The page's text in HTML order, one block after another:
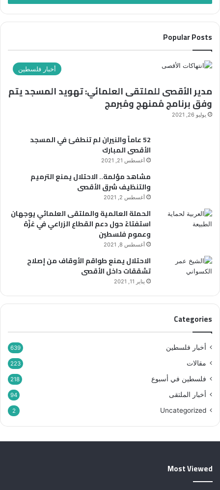
Popular Posts
أخبار فلسطين
مدير الأقصى للملتقى العلمائي: تهويد المسجد يتم
وفق برنامج مُمنهج ومُبرمج
يوليو 26, 2021
52 عاماً والنيران لم تنطفئ في المسجد
الأقصى المبارك
أغسطس 21, 2021
مشاهد مؤلمة.. الاحتلال يمنع الترميم
والتنظيف شرق الأقصى
أغسطس 2, 2021
الحملة العالمية والملتقى العلمائي يوجهان
استفتاءً حول دعم القطاع الزراعي في غزّة
وعموم فلسطين
أغسطس 8, 2021
الاحتلال يمنع طواقم الأوقاف من إصلاح
تشققات داخل الأقصى
يناير 11, 2021
Categories
أخبار فلسطين 639
مقالات 223
فلسطين في أسبوع 218
أخبار الملتقى 94
Uncategorized
2
Most Viewed